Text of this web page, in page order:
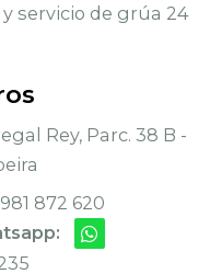
servicio de grúa 24
Rey, Parc. 38 B -
981 872 620